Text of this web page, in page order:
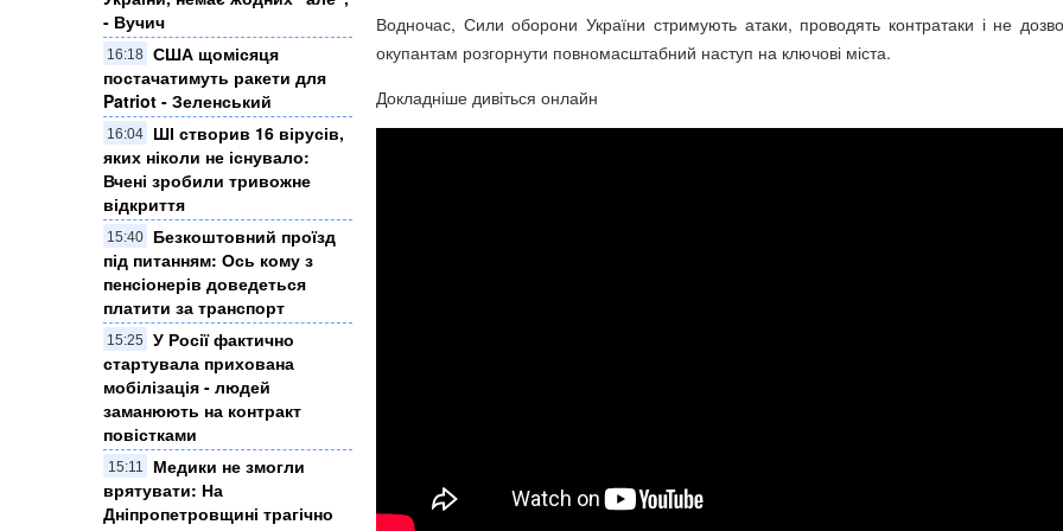
- Вучич
16:18 США щомісяця
постачатимуть ракети для
Patriot - Зеленський
16:04
ШІ створив 16 вірусів,
яких ніколи не існувало:
Вчені зробили тривожне
відкриття
15:40
Безкоштовний проїзд
під питанням: Ось кому з
пенсіонерів доведеться
платити за транспорт
15:25
У Росії фактично
стартувала прихована
мобілізація - людей
заманюють на контракт
повістками
15:11
Медики не змогли
врятувати: На
Дніпропетровщині трагічно
Водночас, Сили оборони України стримують атаки, проводять контратаки і не
окупантам розгорнути повномасштабний наступ на ключові міста.
Докладніше дивіться онлайн